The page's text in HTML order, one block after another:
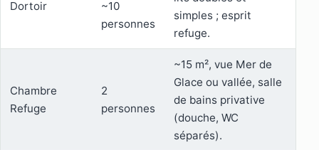
Dortoir
~10
personnes
simples ; esprit
refuge.
Chambre
Refuge
2
personnes
~15 m², vue Mer de
Glace ou vallée, salle
de bains privative
(douche, WC
séparés).